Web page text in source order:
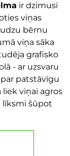
ir dzimusi
viņas
bērnu
viņa sāka
grafisko
- ar uzsvaru
par patstāvīgu
viņai agros
līksmi šūpot